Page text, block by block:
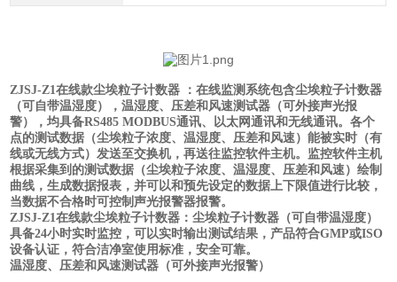
ZJSJ-Z1在线款尘埃粒子计数器 ：在线监测系统包含尘埃粒子计数器
（可自带温湿度），温湿度、压差和风速测试器（可外接声光报
警），均具备RS485 MODBUS通讯、以太网通讯和无线通讯。各个
点的测试数据（尘埃粒子浓度、温湿度、压差和风速）能被实时（有
线或无线方式）发送至交换机，再送往监控软件主机。监控软件主机
根据采集到的测试数据（尘埃粒子浓度、温湿度、压差和风速）绘制
曲线，生成数据报表，并可以和预先设定的数据上下限值进行比较，
当数据不合格时可控制声光报警器报警。
ZJSJ-Z1在线款尘埃粒子计数器 ：尘埃粒子计数器（可自带温湿度）
具备24小时实时监控，可以实时输出测试结果，产品符合GMP或ISO
设备认证，符合洁净室使用标准，安全可靠。
温湿度、压差和风速测试器（可外接声光报警）